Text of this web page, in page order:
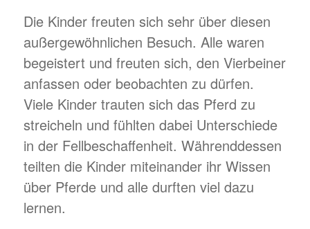
Die Kinder freuten sich sehr über diesen
außergewöhnlichen Besuch. Alle waren
begeistert und freuten sich, den Vierbeiner
anfassen oder beobachten zu dürfen.
Viele Kinder trauten sich das Pferd zu
streicheln und fühlten dabei Unterschiede
in der Fellbeschaffenheit. Währenddessen
teilten die Kinder miteinander ihr Wissen
über Pferde und alle durften viel dazu
lernen.